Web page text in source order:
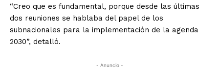
“Creo que es fundamental, porque desde las últimas
dos reuniones se hablaba del papel de los
subnacionales para la implementación de la agenda
2030”, detalló.
- Anuncio -